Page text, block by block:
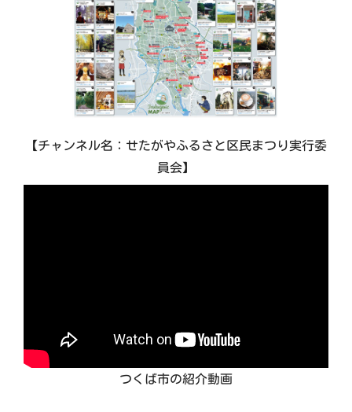
自転車を走らせる休日を過ごしてみてはいかがでしょ
市民の8割以上が「住みやすい」「住み続けたい」と
思うまち、つくば市へぜひお越しください。
【チャンネル名：せたがやふるさと区民まつり実行委
員会】
つくば市の紹介動画